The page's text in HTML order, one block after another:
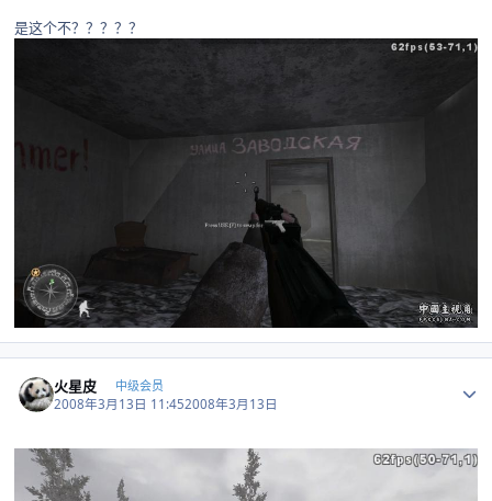
是这个不？？？？？
火星皮 中级会员
2008年3月13日 11:452008年3月13日